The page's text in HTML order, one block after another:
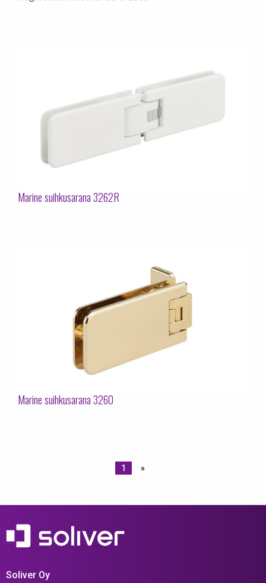
Marine suihkusarana 3262R
Marine suihkusarana 3260
1 »
Soliver Oy